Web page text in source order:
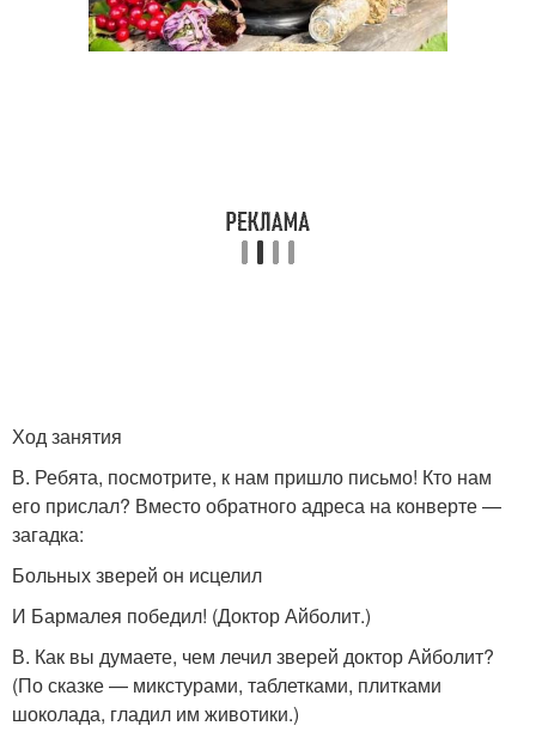
Ход занятия
В. Ребята, посмотрите, к нам пришло письмо! Кто нам
его прислал? Вместо обратного адреса на конверте —
загадка:
Больных зверей он исцелил
И Бармалея победил! (Доктор Айболит.)
В. Как вы думаете, чем лечил зверей доктор Айболит?
(По сказке — микстурами, таблетками, плитками
шоколада, гладил им животики.)